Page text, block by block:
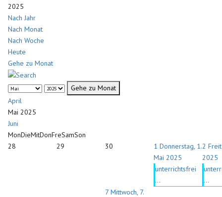
2025
Nach Jahr
Nach Monat
Nach Woche
Heute
Gehe zu Monat
Gehe zu Monat
April
Mai 2025
Juni
MonDieMitDonFreSamSon
28
29 30 1 Donnerstag, 1.
Mai 2025
unterrichtsfrei
...
2
2025
...
7 Mittwoch, 7.